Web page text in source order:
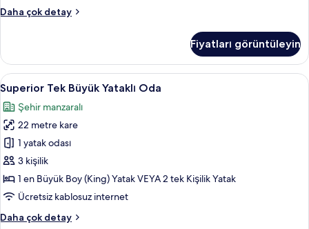
görün
Daha çok detay
Standard
Oda
hakkında
daha
fazla
detay
Fiyatları görüntüleyin
Superior
Tek
Büyük
Yataklı
Oda
için
tüm
fotoğrafları
Ücretsiz minibar ürünleri, odada kasa,
8
Superior Tek Büyük Yataklı Oda
Şehir manzaralı
22 metre kare
1 yatak odası
3 kişilik
1 en Büyük Boy (King) Yatak VEYA 2 tek Kişilik Yatak
Ücretsiz kablosuz internet
Daha çok detay
Superior